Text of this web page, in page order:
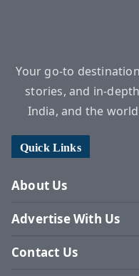
Your go-to
stories, and in-
India, and the
Quick Links
About Us
Advertise With Us
Contact Us